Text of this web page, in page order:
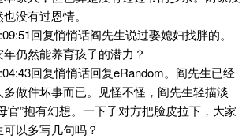
没有过恩情。
回复悄悄话阎先生说过娶媳妇找胖的。
仍然能养育孩子的潜力？
回复悄悄话回复eRandom。阎先生已经
做件坏事而已。见怪不怪，阎先生轻描淡
官”抱有幻想。一下子对方把脸皮拉下，大家
以多写几句吗？